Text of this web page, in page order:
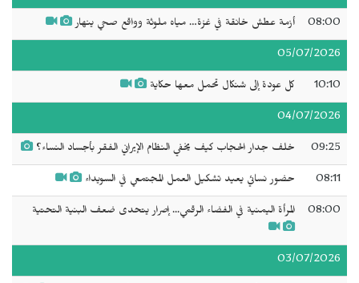
08:00 أزمة عطش خانقة في غزة… مياه ملوثة وواقع صحي ينهار
05/07/2026
10:10 كل عودة إلى شنكال تحمل معها حكاية
04/07/2026
09:25 خلف جدار الحجاب كيف يخفي النظام الإيراني الفقر بأجساد النساء؟
08:11 حضور نسائي يعيد تشكيل العمل المجتمعي في السويداء
08:00 المرأة اليمنية في الفضاء الرقمي... إصرار يتحدى ضعف البنية التحتية
03/07/2026